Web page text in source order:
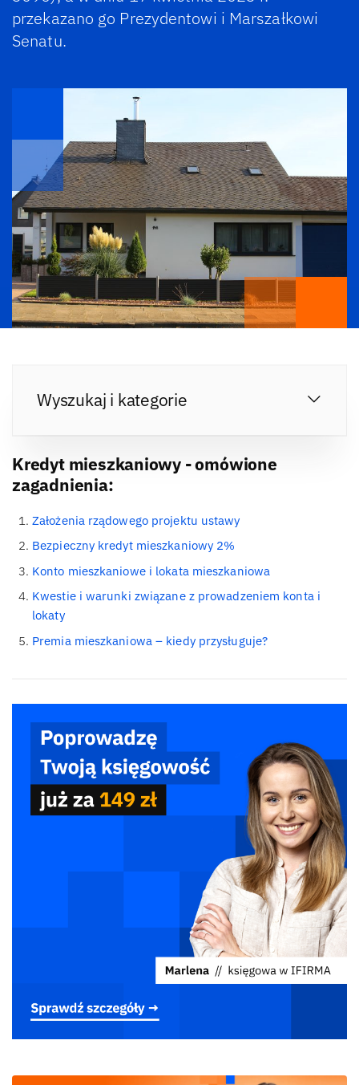
przekazano go Prezydentowi i Marszałkowi
Senatu.
Wyszukaj i kategorie
Kredyt mieszkaniowy - omówione
zagadnienia:
Założenia rządowego projektu ustawy
Bezpieczny kredyt mieszkaniowy 2%
Konto mieszkaniowe i lokata mieszkaniowa
Kwestie i warunki związane z prowadzeniem konta i
lokaty
Premia mieszkaniowa – kiedy przysługuje?